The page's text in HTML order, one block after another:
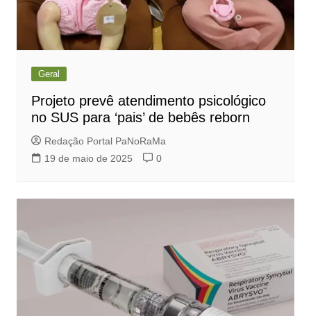
Geral
Projeto prevê atendimento psicológico
no SUS para ‘pais’ de bebês reborn
Redação Portal PaNoRaMa
19 de maio de 2025
0